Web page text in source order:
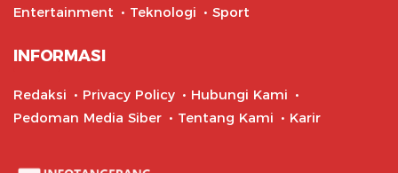
Entertainment
Teknologi Sport
INFORMASI
Redaksi Privacy Policy
Hubungi Kami
Pedoman Media Siber
Tentang Kami Karir